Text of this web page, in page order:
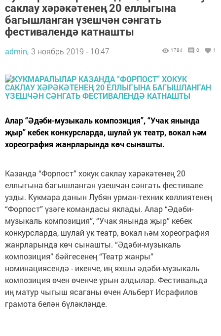
саклау хәрәкәтенең 20 еллыгына
багышланган үзешчән сәнгать
фестивалендә катнашты
admin, 3 ноябрь 2019 - 10:47 1784 0 1
Алар “Әдәби-музыкаль композиция”, “Учак янында
җыр” кебек конкурсларда, шулай ук театр, вокал һәм
хореография жанрларында көч сынашты.
Казанда “Форпост” хокук саклау хәрәкәтенең 20
еллыгына багышланган үзешчән сәнгать фестивале
узды. Кукмара данын Лубян урман-техник көллиятенең
“Форпост” үзәге командасы яклады. Алар “Әдәби-
музыкаль композиция”, “Учак янында җыр” кебек
конкурсларда, шулай ук театр, вокал һәм хореография
жанрларында көч сынашты. “Әдәби-музыкаль
композиция” бәйгесенең “Театр жанры”
номинациясендә - икенче, иң яхшы әдәби-музыкаль
композиция өчен өченче урын алдылар. Фестивальдә
иң матур чыгыш ясаганы өчен Альберт Исрафилов
грамота белән бүләкләнде.